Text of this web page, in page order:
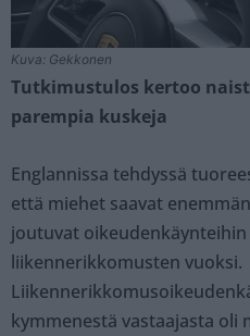
Kuva: Gekkonen
Tutkimustulos kertoo
parempia kuskeja
Englannissa tehdyssä
että miehet saavat
joutuvat
liikennerikkomusten vuoksi.
kymmenestä vastaajasta oli